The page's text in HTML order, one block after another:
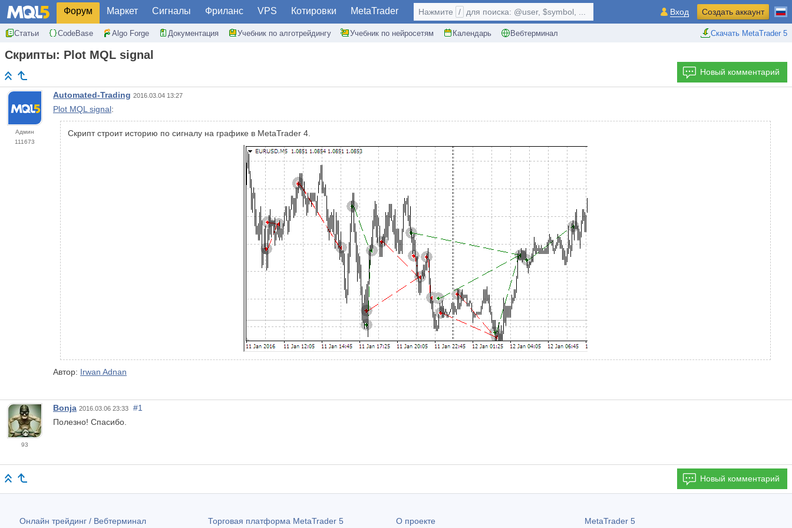
Форум Маркет Сигналы Фриланс VPS Котировки MetaTrader
Статьи CodeBase Algo Forge Документация Учебник по алготрейдингу Учебник по нейросетям Календарь Вебтерминал Скачать MetaTrader 5
Нажмите / для поиска: @user, $symbol, ... Вход Создать аккаунт
Скрипты: Plot MQL signal
Новый комментарий
Админ
111673
Automated-Trading 2016.03.04 13:27
Plot MQL signal:
Скрипт строит историю по сигналу на графике в MetaTrader 4.
Автор: Irwan Adnan
93
Bonja 2016.03.06 23:33
#1
Полезно! Спасибо.
Новый комментарий
Онлайн трейдинг / Вебтерминал Торговая платформа MetaTrader 5 О проекте MetaTrader 5